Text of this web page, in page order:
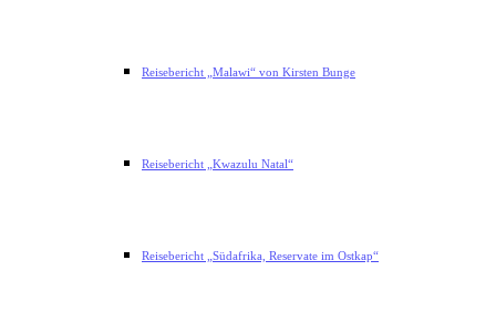
Reisebericht „Malawi“ von Kirsten Bunge
Reisebericht „Kwazulu Natal“
Reisebericht „Südafrika, Reservate im Ostkap“